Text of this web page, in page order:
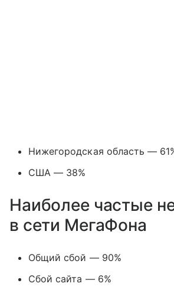
Нижегородская область —
США — 38%
Наиболее частые
в сети МегаФона
Общий сбой — 90%
Сбой сайта — 6%